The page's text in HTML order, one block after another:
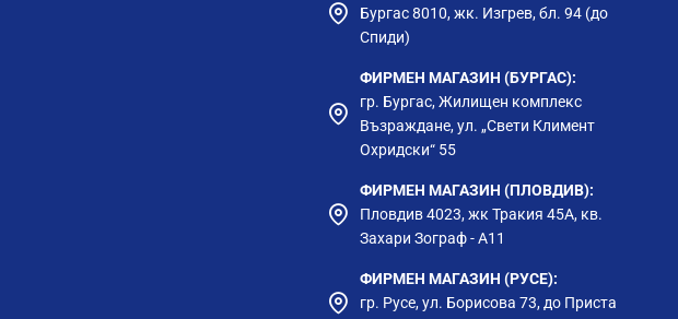
Бургас 8010, жк. Изгрев, бл. 94 (до
Спиди)
ФИРМЕН МАГАЗИН (БУРГАС):
гр. Бургас, Жилищен комплекс
Възраждане, ул. „Свети Климент
Охридски“ 55
ФИРМЕН МАГАЗИН (ПЛОВДИВ):
Пловдив 4023, жк Тракия 45А, кв.
Захари Зограф - А11
ФИРМЕН МАГАЗИН (РУСЕ):
гр. Русе, ул. Борисова 73, до Приста